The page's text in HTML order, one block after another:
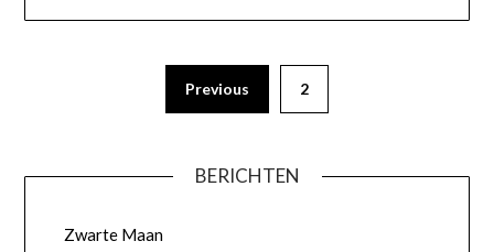
Previous 2
BERICHTEN
Zwarte Maan